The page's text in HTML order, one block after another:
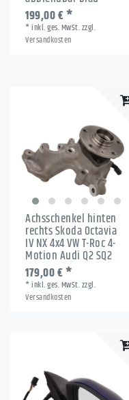
199,00 € *
*inkl. ges. MwSt.zzgl.
Versandkosten
Achsschenkel hinten
rechts Skoda Octavia
IV NX 4x4 VW T-Roc 4-
Motion Audi Q2 SQ2
179,00 € *
*inkl. ges. MwSt.zzgl.
Versandkosten